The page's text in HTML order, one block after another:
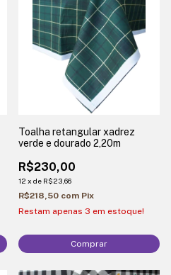
Toalha retangular xadrez
verde e dourado 2,20m
R$230,00
12 x de R$23,66
R$218,50 com Pix
Restam apenas 3 em estoque!
Comprar